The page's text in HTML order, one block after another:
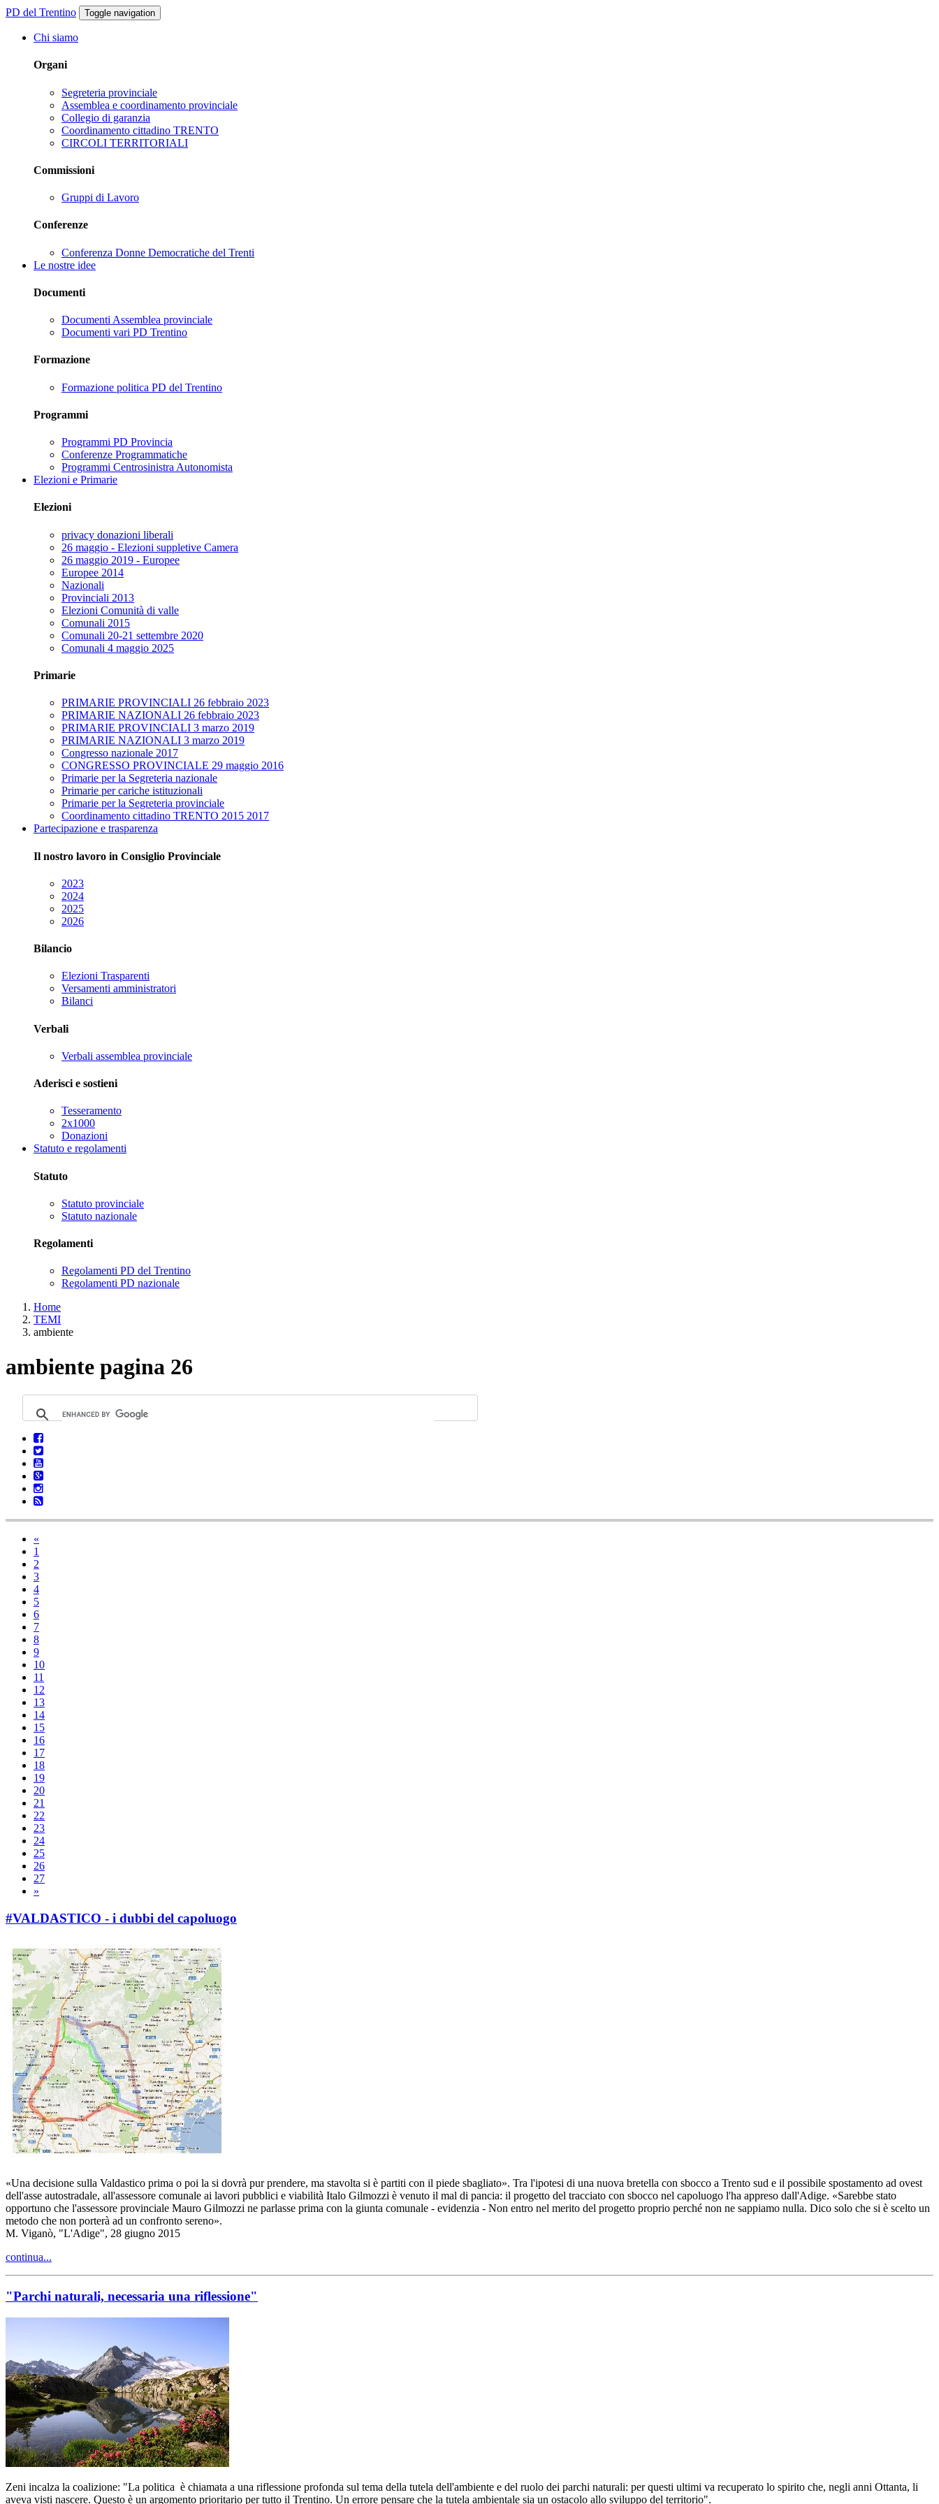
PD del Trentino Toggle navigation
Chi siamo
Organi
Segreteria provinciale
Assemblea e coordinamento provinciale
Collegio di garanzia
Coordinamento cittadino TRENTO
CIRCOLI TERRITORIALI
Commissioni
Gruppi di Lavoro
Conferenze
Conferenza Donne Democratiche del Trenti
Le nostre idee
Documenti
Documenti Assemblea provinciale
Documenti vari PD Trentino
Formazione
Formazione politica PD del Trentino
Programmi
Programmi PD Provincia
Conferenze Programmatiche
Programmi Centrosinistra Autonomista
Elezioni e Primarie
Elezioni
privacy donazioni liberali
26 maggio - Elezioni suppletive Camera
26 maggio 2019 - Europee
Europee 2014
Nazionali
Provinciali 2013
Elezioni Comunità di valle
Comunali 2015
Comunali 20-21 settembre 2020
Comunali 4 maggio 2025
Primarie
PRIMARIE PROVINCIALI 26 febbraio 2023
PRIMARIE NAZIONALI 26 febbraio 2023
PRIMARIE PROVINCIALI 3 marzo 2019
PRIMARIE NAZIONALI 3 marzo 2019
Congresso nazionale 2017
CONGRESSO PROVINCIALE 29 maggio 2016
Primarie per la Segreteria nazionale
Primarie per cariche istituzionali
Primarie per la Segreteria provinciale
Coordinamento cittadino TRENTO 2015 2017
Partecipazione e trasparenza
Il nostro lavoro in Consiglio Provinciale
2023
2024
2025
2026
Bilancio
Elezioni Trasparenti
Versamenti amministratori
Bilanci
Verbali
Verbali assemblea provinciale
Aderisci e sostieni
Tesseramento
2x1000
Donazioni
Statuto e regolamenti
Statuto
Statuto provinciale
Statuto nazionale
Regolamenti
Regolamenti PD del Trentino
Regolamenti PD nazionale
Home
TEMI
ambiente
ambiente pagina 26
«
1
2
3
4
5
6
7
8
9
10
11
12
13
14
15
16
17
18
19
20
21
22
23
24
25
26
27
»
#VALDASTICO - i dubbi del capoluogo
«Una decisione sulla Valdastico prima o poi la si dovrà pur prendere, ma stavolta si è partiti con il piede sbagliato». Tra l'ipotesi di una nuova bretella con sbocco a Trento sud e il possibile spostamento ad ovest
dell'asse autostradale, all'assessore comunale ai lavori pubblici e viabilità Italo Gilmozzi è venuto il mal di pancia: il progetto del tracciato con sbocco nel capoluogo l'ha appreso dall'Adige. «Sarebbe stato
opportuno che l'assessore provinciale Mauro Gilmozzi ne parlasse prima con la giunta comunale - evidenzia - Non entro nel merito del progetto proprio perché non ne sappiamo nulla. Dico solo che si è scelto un
metodo che non porterà ad un confronto sereno».
M. Viganò, "L'Adige", 28 giugno 2015
continua...
"Parchi naturali, necessaria una riflessione"
Zeni incalza la coalizione: "La politica è chiamata a una riflessione profonda sul tema della tutela dell'ambiente e del ruolo dei parchi naturali: per questi ultimi va recuperato lo spirito che, negli anni Ottanta, li
aveva visti nascere. Questo è un argomento prioritario per tutto il Trentino. Un errore pensare che la tutela ambientale sia un ostacolo allo sviluppo del territorio".